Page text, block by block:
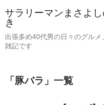
サラリーマンまさよ
き
出張多め40代男の日々のグル
雑記です
「 豚バラ 」 一覧